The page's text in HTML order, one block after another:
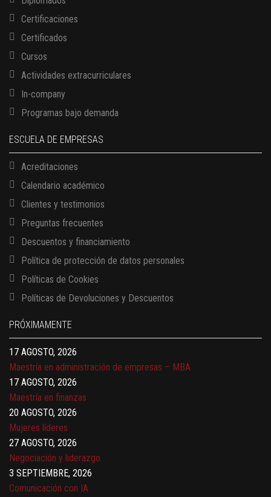
Certificaciones
Certificados
Cursos
Actividades extracurriculares
In-company
Programas bajo demanda
ESCUELA DE EMPRESAS
Acreditaciones
Calendario académico
Clientes y testimonios
Preguntas frecuentes
Descuentos y financiamiento
Política de protección de datos personales
Políticas de Cookies
Políticas de Devoluciones y Descuentos
PRÓXIMAMENTE
13 AGOSTO, 2026
17 AGOSTO, 2026
Gerencia de empresas familiares
17 AGOSTO, 2026
Maestría en administración de empresas – MBA
17 AGOSTO, 2026
Maestría en finanzas
20 AGOSTO, 2026
Mujeres líderes
27 AGOSTO, 2026
Negociación y liderazgo
3 SEPTIEMBRE, 2026
Comunicación con IA